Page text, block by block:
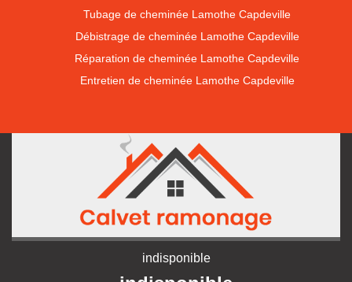
Tubage de cheminée Lamothe Capdeville
Débistrage de cheminée Lamothe Capdeville
Réparation de cheminée Lamothe Capdeville
Entretien de cheminée Lamothe Capdeville
indisponible